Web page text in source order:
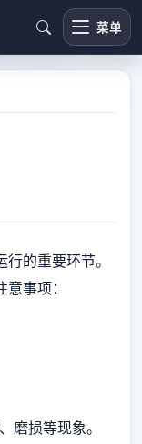
菜单
的重要环节。
事项：
磨损等现象。